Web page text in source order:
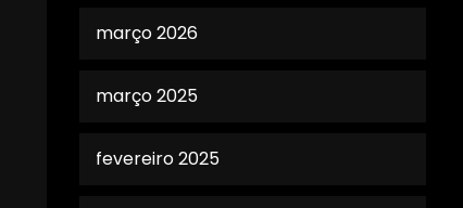
março 2026
março 2025
fevereiro 2025